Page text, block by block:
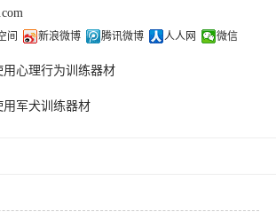
间 新浪微博 腾讯微博 人人网 微信
用心理行为训练器材
用军犬训练器材